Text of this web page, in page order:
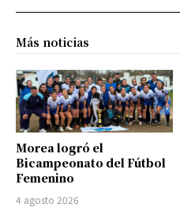
Más noticias
Morea logró el
Bicampeonato del Fútbol
Femenino
4 agosto 2026